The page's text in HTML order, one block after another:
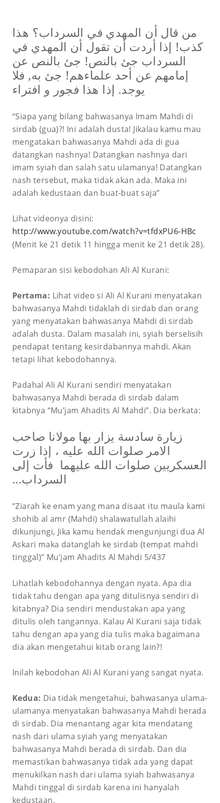
من قال أن المهدي في السرداب؟ هذا
كذب! إذا أردت أن تقول أن المهدي في
السرداب جئ بالنص! جئ بالنص عن
إمامهم عن أحد علماءهم! جئ به, فلا
يوجد. إذا هذا فجور و افتراء
“Siapa yang bilang bahwasanya Imam Mahdi di
sirdab (gua)?! Ini adalah dusta! Jikalau kamu mau
mengatakan bahwasanya Mahdi ada di gua
datangkan nashnya! Datangkan nashnya dari
imam syiah dan salah satu ulamanya! Datangkan
nash tersebut, maka tidak akan ada. Maka ini
adalah kedustaan dan buat-buat saja”
Lihat videonya disini:
http://www.youtube.com/watch?v=tfdxPU6-HBc
(Menit ke 21 detik 11 hingga menit ke 21 detik 28).
Pemaparan sisi kebodohan Ali Al Kurani:
Pertama: Lihat video si Ali Al Kurani menyatakan
bahwasanya Mahdi tidaklah di sirdab dan orang
yang menyatakan bahwasanya Mahdi di sirdab
adalah dusta. Dalam masalah ini, syiah berselisih
pendapat tentang kesirdabannya mahdi. Akan
tetapi lihat kebodohannya.
Padahal Ali Al Kurani sendiri menyatakan
bahwasanya Mahdi berada di sirdab dalam
kitabnya “Mu’jam Ahadits Al Mahdi”. Dia berkata:
زيارة سادسة يزار بها مولانا صاحب
الامر صلوات الله عليه ، إذا زرت
العسكريين صلوات الله عليهما فأت إلى
السرداب...
“Ziarah ke enam yang mana disaat itu maula kami
shohib al amr (Mahdi) shalawatullah alaihi
dikunjungi, Jika kamu hendak mengunjungi dua Al
Askari maka datanglah ke sirdab (tempat mahdi
tinggal)” Mu’jam Ahadits Al Mahdi 5/437
Lihatlah kebodohannya dengan nyata. Apa dia
tidak tahu dengan apa yang ditulisnya sendiri di
kitabnya? Dia sendiri mendustakan apa yang
ditulis oleh tangannya. Kalau Al Kurani saja tidak
tahu dengan apa yang dia tulis maka bagaimana
dia akan mengetahui kitab orang lain?!
Inilah kebodohan Ali Al Kurani yang sangat nyata.
Kedua: Dia tidak mengetahui, bahwasanya ulama-
ulamanya menyatakan bahwasanya Mahdi berada
di sirdab. Dia menantang agar kita mendatang
nash dari ulama syiah yang menyatakan
bahwasanya Mahdi berada di sirdab. Dan dia
memastikan bahwasanya tidak ada yang dapat
menukilkan nash dari ulama syiah bahwasanya
Mahdi tinggal di sirdab karena ini hanyalah
kedustaan.